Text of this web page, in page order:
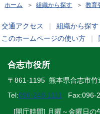
ホーム ＞組織から探す ＞教育
交通アクセス 組織から探す
このホームページの使い方
合志市役所
〒861-1195 熊本県合志市竹
Tel:096-248-1111 Fax:096-
[開庁時間] 月曜～金曜日の